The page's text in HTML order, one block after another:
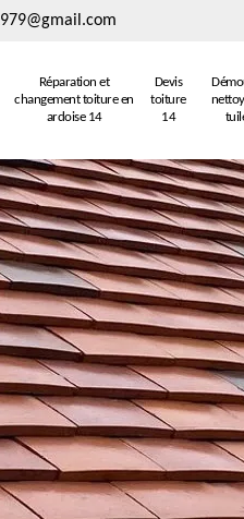
Réparation et
changement toiture en
ardoise 14
Devis
toiture
14